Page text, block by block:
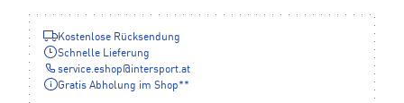
Kostenlose Rücksendung
Schnelle Lieferung
service.eshop@intersport.at
Gratis Abholung im Shop**